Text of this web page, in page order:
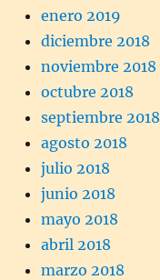
enero 2019
diciembre 2018
noviembre 2018
octubre 2018
septiembre 2018
agosto 2018
julio 2018
junio 2018
mayo 2018
abril 2018
marzo 2018